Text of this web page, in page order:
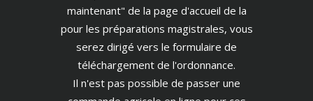
maintenant" de la page d'accueil de la
pour les préparations magistrales, vous
serez dirigé vers le formulaire de
téléchargement de l'ordonnance.
Il n'est pas possible de passer une